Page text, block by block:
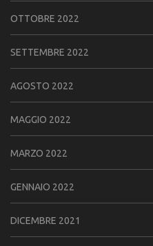
OTTOBRE 2022
SETTEMBRE 2022
AGOSTO 2022
MAGGIO 2022
MARZO 2022
GENNAIO 2022
DICEMBRE 2021